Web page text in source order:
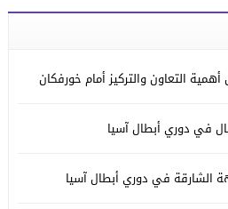
التعاون والتركيز أمام خورفكان
في دوري أبطال آسيا
الشارقة في دوري أبطال آسيا